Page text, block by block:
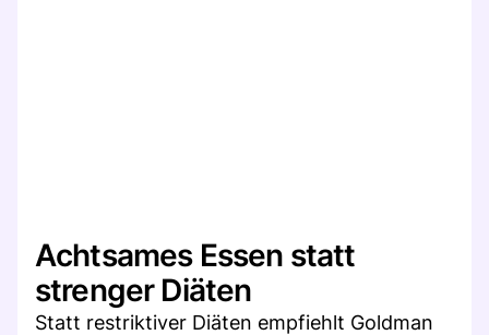
Achtsames Essen statt
strenger Diäten
Statt restriktiver Diäten empfiehlt Goldman